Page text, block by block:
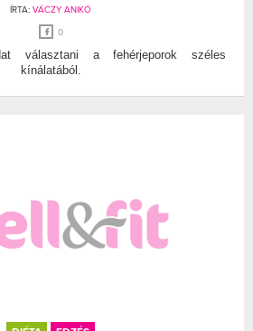
ÍRTA: VÁCZY ANIKÓ
0
választani a fehérjeporok széles
kínálatából.